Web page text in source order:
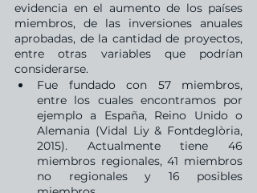
evidencia en el aumento de los países
miembros, de las inversiones anuales
aprobadas, de la cantidad de proyectos,
entre otras variables que podrían
considerarse.
Fue fundado con 57 miembros,
entre los cuales encontramos por
ejemplo a España, Reino Unido o
Alemania (Vidal Liy & Fontdeglòria,
2015). Actualmente tiene 46
miembros regionales, 41 miembros
no regionales y 16 posibles